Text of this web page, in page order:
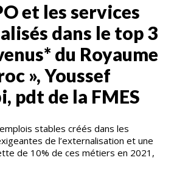
et les services
dans le top 3
du Royaume
», Youssef
pdt de la FMES
stables créés dans les
de l’externalisation et une
de 10% de ces métiers en 2021,